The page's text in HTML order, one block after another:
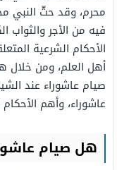
محرم، وقد حثّ النبي
فيه من الأجر
الأحكام الشرعية
أهل العلم، ومن خلال
صيام عاشوراء عند
عاشوراء، وأهم
هل صيام